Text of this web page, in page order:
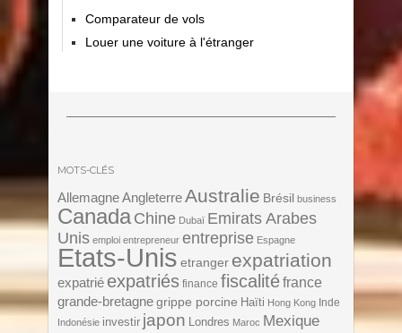
Comparateur de vols
Louer une voiture à l'étranger
MOTS-CLÉS
Allemagne AngleterreAustralie Brésil business
Canada Chine Dubaï Emirats Arabes
Unis emploi entrepreneur entreprise Espagne
Etats-Unis etranger expatriation
expatrié expatriés finance fiscalitéfrance
grande-bretagne grippe porcine Haïti Hong Kong Inde
Indonésie investir japon Londres Maroc Mexique